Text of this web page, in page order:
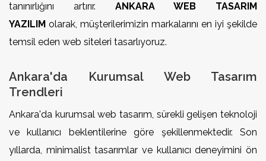
tanınırlığını artırır. ANKARA WEB TASARIM
YAZILIM olarak, müşterilerimizin markalarını en iyi şekilde
temsil eden web siteleri tasarlıyoruz.
Ankara'da Kurumsal Web Tasarım
Trendleri
Ankara'da kurumsal web tasarım, sürekli gelişen teknoloji
ve kullanıcı beklentilerine göre şekillenmektedir. Son
yıllarda, minimalist tasarımlar ve kullanıcı deneyimini ön